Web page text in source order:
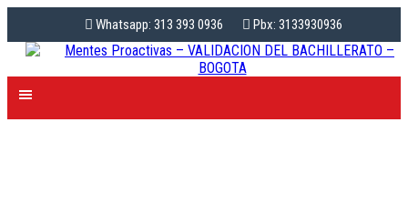
Whatsapp: 313 393 0936 Pbx: 3133930936